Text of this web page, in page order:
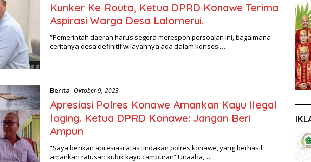
Kunker Ke Routa, Ketua DPRD Konawe Terima
Aspirasi Warga Desa Lalomerui.
“Pemerintah daerah harus segera merespon persoalan ini, bagaimana
ceritanya desa definitif wilayahnya ada dalam konsesi…
Berita Oktober 9, 2023
Apresiasi Polres Konawe Amankan Kayu Ilegal
loging. Ketua DPRD Konawe: Jangan Beri
Ampun
“Saya berikan apresiasi atas tindakan polres konawe, yang berhasil
amankan ratusan kubik kayu campuran” Unaaha,…